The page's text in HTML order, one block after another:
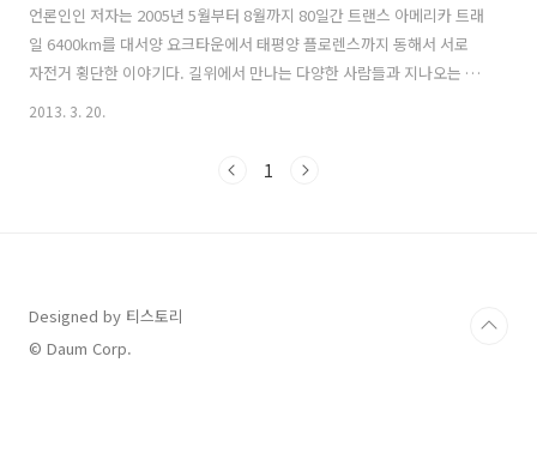
언론인인 저자는 2005년 5월부터 8월까지 80일간 트랜스 아메리카 트래
일 6400km를 대서양 요크타운에서 태평양 플로렌스까지 동해서 서로
자전거 횡단한 이야기다. 길위에서 만나는 다양한 사람들과 지나오는 곳
의 역사를 소개하고 초보라이더에서 진정한 라이더로 변해가는 자신의
일이 생기게 된 계기와 역사에 대해서도 소상하게 적었다. 자전거 여행을
2013. 3. 20.
1
Designed by 티스토리
© Daum Corp.